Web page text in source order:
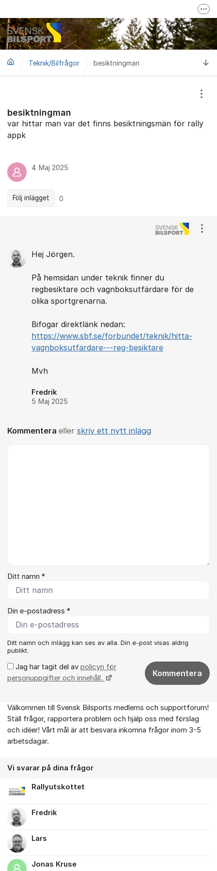
Mer om Svensk Bilsport
Svensk Bilsport på Facebook
LoTs - Tävling/Licensverktyg
Teknik/Bilfrågor besiktningman
besiktningman
var hittar man var det finns besiktningsmän för rally
appk
4 Maj 2025
Följ inlägget 0
Hej Jörgen.
På hemsidan under teknik finner du
regbesiktare och vagnboksutfärdare för de
olika sportgrenarna.
Bifogar direktlänk nedan:
https://www.sbf.se/forbundet/teknik/hitta-
vagnboksutfardare---reg-besiktare
Mvh
Fredrik
5 Maj 2025
Kommentera eller skriv ett nytt inlägg
Ditt namn *
Din e-postadress *
Ditt namn och inlägg kan ses av alla. Din e-post visas aldrig
publikt.
Jag har tagit del av policyn för
personuppgifter och innehåll.
Kommentera
Om forumet
Välkommen till Svensk Bilsports medlems och supportforum!
Ställ frågor, rapportera problem och hjälp oss med förslag
och idéer! Vårt mål är att besvara inkomna frågor inom 3-5
arbetsdagar.
Vi svarar på dina frågor
Rallyutskottet
Fredrik
Lars
Jonas Kruse